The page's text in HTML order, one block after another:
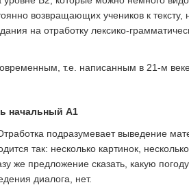
возвращающих учеников к тексту,
на отработку лексико-
т.е. написанным в 21-м
начальный A1
подразумевает выведение
так: несколько картинок,
же предложение сказать, какую
диалога, нет.